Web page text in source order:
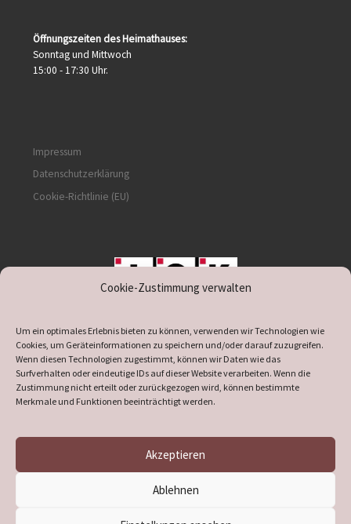
Cookie-Zustimmung verwalten
Um ein optimales Erlebnis bieten zu können, verwenden wir Technologien wie
Cookies, um Geräteinformationen zu speichern und/oder darauf zuzugreifen.
Wenn diesen Technologien zugestimmt, können wir Daten wie das
Surfverhalten oder eindeutige IDs auf dieser Website verarbeiten. Wenn die
Zustimmung nicht erteilt oder zurückgezogen wird, können bestimmte
Merkmale und Funktionen beeinträchtigt werden.
Akzeptieren
Ablehnen
Öffnungszeiten des Heimathauses:
Sonntag und Mittwoch
15:00 - 17:30 Uhr.
Impressum
Datenschutzerklärung
Cookie-Richtlinie (EU)
supported by DÖ
Heimatverein Verl– Alle Rechte vorbehalten